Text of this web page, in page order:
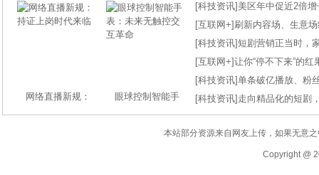
网络直播新规： 眼球控制智能手
[科技资讯] 美区年中促近2倍
[互联网+] 刷新内容场、生意
[科技资讯]短剧营销正当时，
[互联网+]让你“停不下来”的
[科技资讯]单条破亿播放、粉
[科技资讯] 走向精品化的短剧
本站部分资源来自网友上传，如果无意
Copyright @